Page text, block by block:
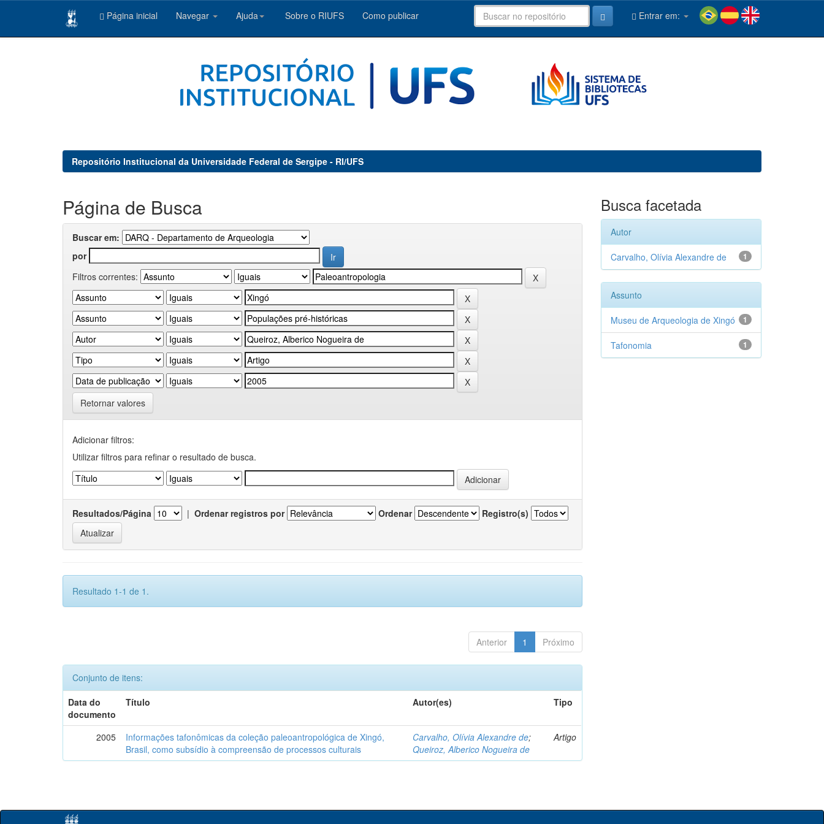
Página inicial Navegar Ajuda Sobre o RIUFS Como publicar Entrar em:
Repositório Institucional da Universidade Federal de Sergipe - RI/UFS
Página de Busca
Buscar em:
por
Filtros correntes:
Retornar valores
Adicionar filtros:
Utilizar filtros para refinar o resultado de busca.
Resultados/Página | Ordenar registros por Ordenar Registro(s)
Resultado 1-1 de 1.
Anterior 1 Próximo
Conjunto de itens:
Data do
documento
Título Autor(es) Tipo
2005
Informações tafonômicas da coleção paleoantropológica de Xingó,
Brasil, como subsídio à compreensão de processos culturais
Carvalho, Olívia Alexandre de;
Queiroz, Alberico Nogueira de
Artigo
Busca facetada
Autor
1
Carvalho, Olívia Alexandre de
Assunto
1
Museu de Arqueologia de Xingó
1
Tafonomia